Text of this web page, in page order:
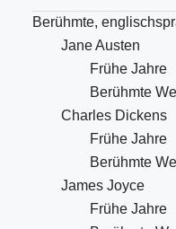
Berühmte,
Jane Austen
Frühe Jahre
Berühmte
Charles Dickens
Frühe Jahre
Berühmte
James Joyce
Frühe Jahre